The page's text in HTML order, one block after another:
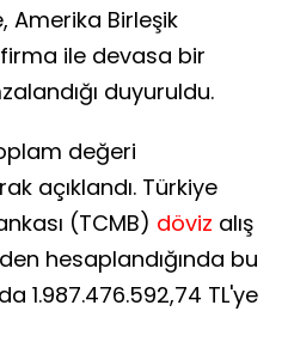
Amerika Birleşik
ile devasa bir
duyuruldu.
değeri
açıklandı. Türkiye
(TCMB) döviz alış
hesaplandığında bu
1.987.476.592,74 TL'ye